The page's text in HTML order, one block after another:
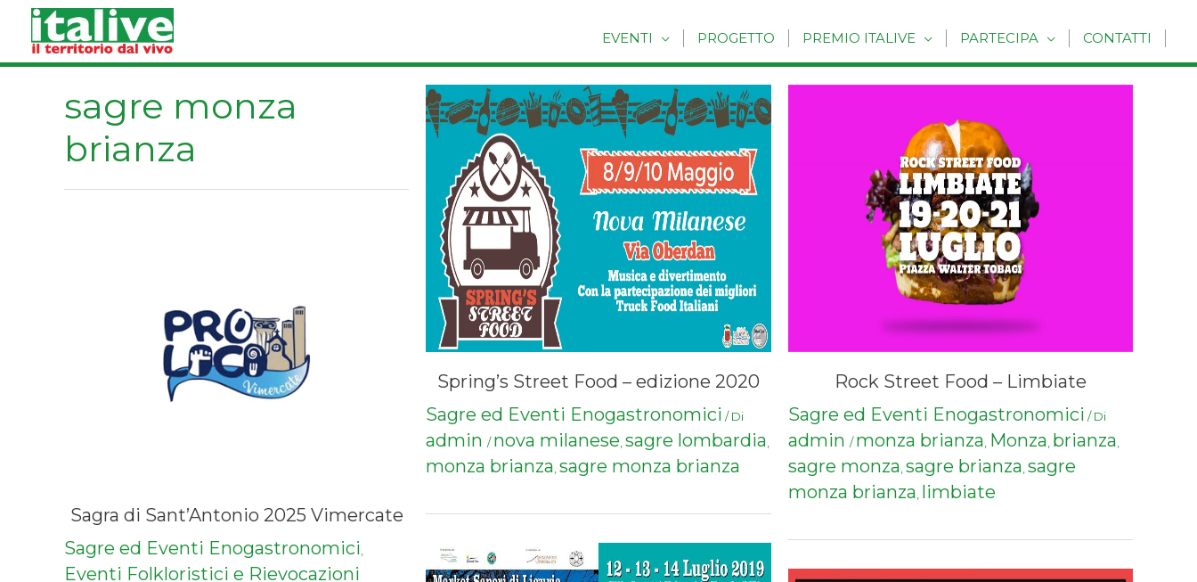
contenuto
EVENTI PROGETTO PREMIO ITALIVE PARTECIPA CONTATTI
sagre monza
brianza
Sagra di Sant’Antonio 2025 Vimercate
Sagre ed Eventi Enogastronomici
Eventi Folkloristici e Rievocazioni
Spring’s Street Food – edizione 2020
Sagre ed Eventi Enogastronomici / Di
admin / nova milanese,sagre lombardia,
monza brianza,sagre monza brianza
Rock Street Food – Limbiate
Sagre ed Eventi Enogastronomici / Di
admin / monza brianza, Monza, brianza,
sagre monza, sagre brianza, sagre
monza brianza, limbiate